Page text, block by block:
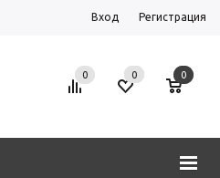
Вход Регистрация
0 0 0